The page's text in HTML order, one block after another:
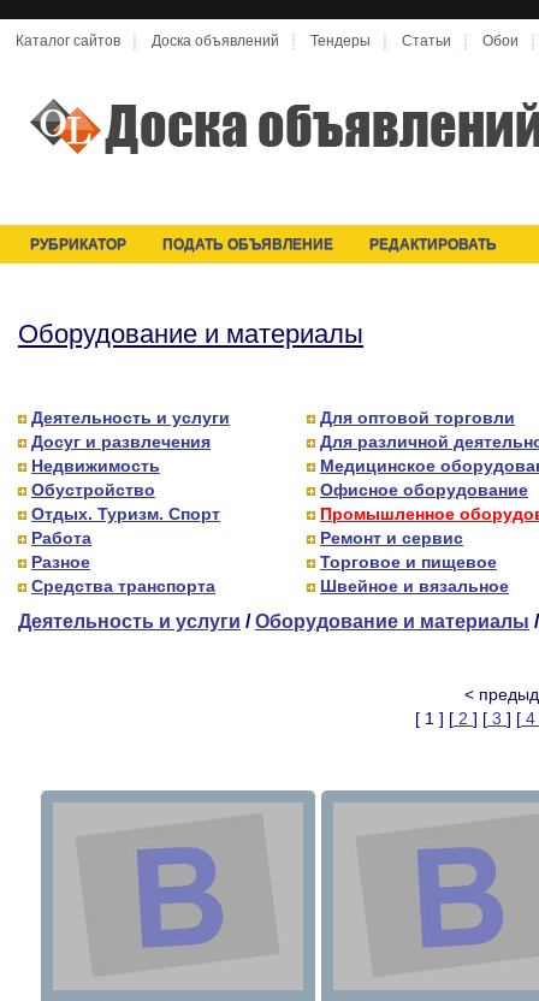
Каталог сайтов Доска объявлений Тендеры Статьи Обои
РУБРИКАТОР ПОДАТЬ ОБЪЯВЛЕНИЕ РЕДАКТИРОВАТЬ
Оборудование и материалы
Деятельность и услуги
Досуг и развлечения
Недвижимость
Обустройство
Отдых. Туризм. Спорт
Работа
Разное
Средства транспорта
Для оптовой торговли
Для различной
Медицинское
Офисное оборудование
Промышленное
Ремонт и сервис
Торговое и пищевое
Швейное и вязальное
Деятельность и услуги /Оборудование и материалы
<
[ 1 ] [ 2 ] [ 3 ] [ 4